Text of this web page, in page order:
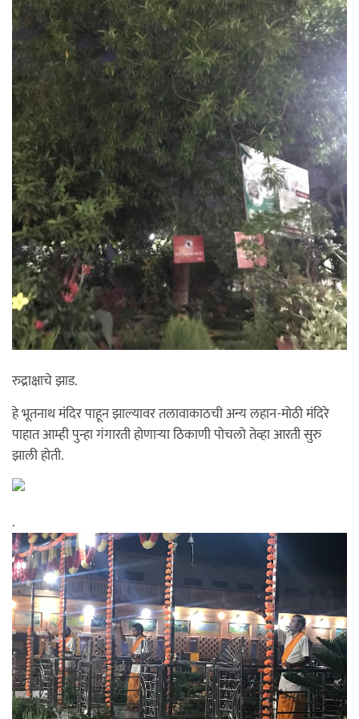
रुद्राक्षाचे झाड.
हे भूतनाथ मंदिर पाहून झाल्यावर तलावाकाठची अन्य लहान-मोठी मंदिरे
पाहात आम्ही पुन्हा गंगारती होणाऱ्या ठिकाणी पोचलो तेव्हा आरती सुरु
झाली होती.
.